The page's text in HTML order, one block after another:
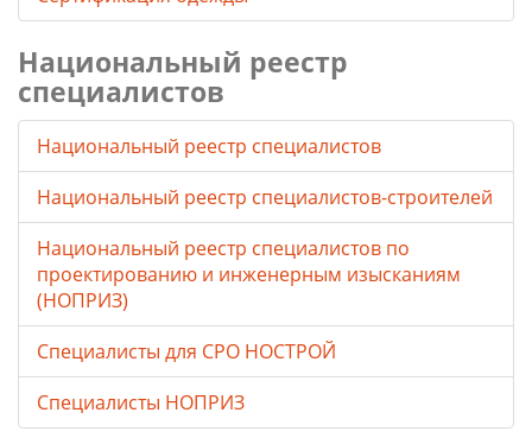
Национальный реестр
специалистов
Национальный реестр специалистов
Национальный реестр специалистов-строителей
Национальный реестр специалистов по
проектированию и инженерным изысканиям
(НОПРИЗ)
Специалисты для СРО НОСТРОЙ
Специалисты НОПРИЗ